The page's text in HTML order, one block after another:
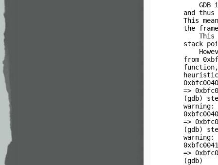
GDB
and
This
the
This
stack
from
=>
(gdb)
=>
(gdb)
=>
(gdb)